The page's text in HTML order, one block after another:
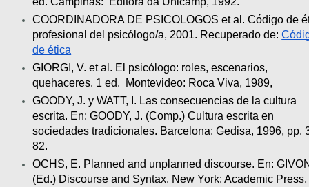
COORDINADORA DE PSICOLOGOS et al. Código de
profesional del psicólogo/a, 2001. Recuperado de:
de ética
GIORGI, V. et al. El psicólogo: roles, escenarios,
quehaceres. 1 ed.
Montevideo: Roca Viva, 1989,
GOODY, J. y WATT, I. Las consecuencias de la cultura
escrita. En: GOODY, J. (Comp.) Cultura escrita en
sociedades tradicionales. Barcelona: Gedisa, 1996, pp.
82.
OCHS, E. Planned and unplanned discourse. En:
(Ed.) Discourse and Syntax. New York: Academic Press,